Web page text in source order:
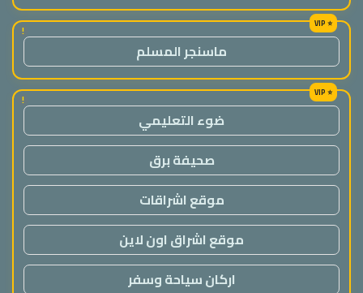
!
ماسنجر المسلم
!
ضوء التعليمي
صحيفة برق
موقع اشراقات
موقع اشراق اون لاين
اركان سياحة وسفر